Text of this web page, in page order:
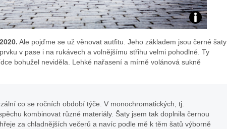
Zdroj:
Fotoarchiv
Ale pojďme se už věnovat autfitu. Jeho základem jsou černé šaty
v pase i na rukávech a volnějšímu střihu velmi pohodlné. Ty
bohužel neviděla. Lehké nařasení a mírně volánová sukně
co se ročních období týče. V monochromatických, tj.
kombinovat různé materiály. Šaty jsem tak doplnila černou
za chladnějších večerů a navíc podle mě k těm šatů výborně